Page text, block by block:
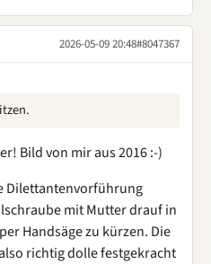
2026-05-09 20:48#8047367
Bild von mir aus 2016 :-)
Dilettantenvorführung
mit Mutter drauf in
Handsäge zu kürzen. Die
richtig dolle festgekracht